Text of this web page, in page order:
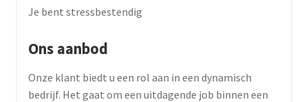
Je bent stressbestendig
Ons aanbod
Onze klant biedt u een rol aan in een dynamisch
bedrijf. Het gaat om een uitdagende job binnen een